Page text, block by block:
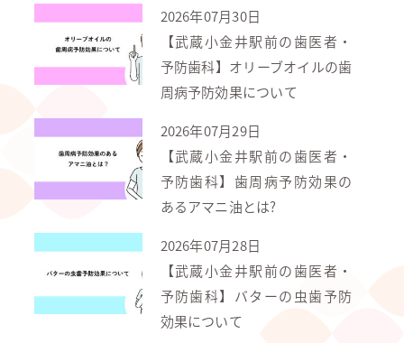
2026年07月30日
【武蔵小金井駅前の歯医者・
予防歯科】オリーブオイルの歯
周病予防効果について
2026年07月29日
【武蔵小金井駅前の歯医者・
予防歯科】歯周病予防効果の
あるアマニ油とは?
2026年07月28日
【武蔵小金井駅前の歯医者・
予防歯科】バターの虫歯予防
効果について